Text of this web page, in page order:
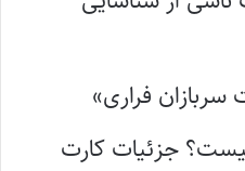
فراری»
جزئیات کارت